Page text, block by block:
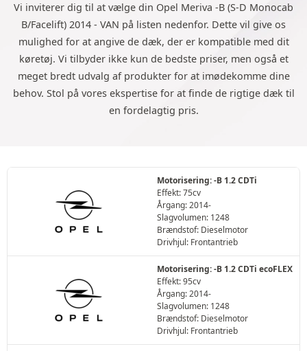
Vi inviterer dig til at vælge din Opel Meriva -B (S-D Monocab
B/Facelift) 2014 - VAN på listen nedenfor. Dette vil give os
mulighed for at angive de dæk, der er kompatible med dit
køretøj. Vi tilbyder ikke kun de bedste priser, men også et
meget bredt udvalg af produkter for at imødekomme dine
behov. Stol på vores ekspertise for at finde de rigtige dæk til
en fordelagtig pris.
Motorisering: -B 1.2 CDTi
Effekt: 75cv
Årgang: 2014-
Slagvolumen: 1248
Brændstof: Dieselmotor
Drivhjul: Frontantrieb
Motorisering: -B 1.2 CDTi ecoFLEX
Effekt: 95cv
Årgang: 2014-
Slagvolumen: 1248
Brændstof: Dieselmotor
Drivhjul: Frontantrieb